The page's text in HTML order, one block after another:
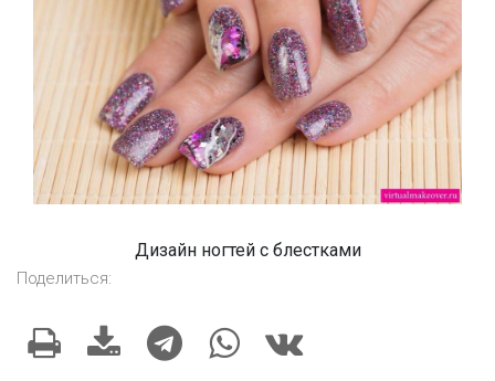
Дизайн ногтей с блестками
Поделиться: